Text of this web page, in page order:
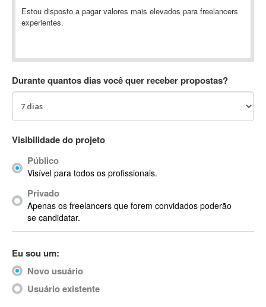
Ableton Push
Abstract
AC3
ACID Pro
ACPI
Acrobat
Acrobat X
Acronis
ACT
Actimize
ActionScript
ActionScript 3
Estou disposto a pagar valores mais elevados para freelancers
experientes.
Durante quantos dias você quer receber propostas?
Visibilidade do projeto
Público
Visível para todos os profissionais.
Privado
Apenas os freelancers que forem convidados poderão
se candidatar.
Eu sou um:
Novo usuário
Usuário existente